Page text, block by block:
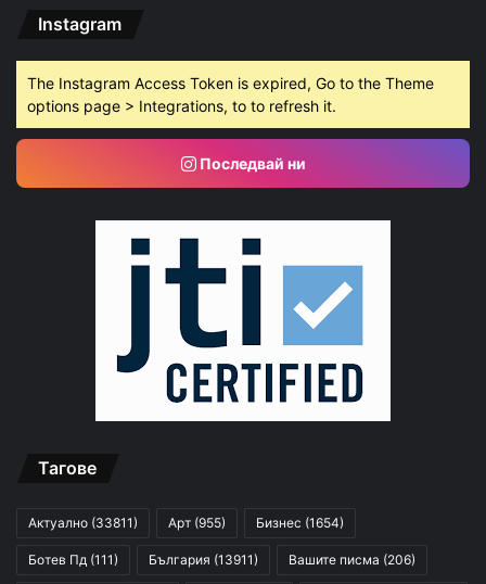
Instagram
The Instagram Access Token is expired, Go to the Theme
options page > Integrations, to to refresh it.
Последвай ни
Тагове
Актуално (33811) Арт (955) Бизнес (1654)
Ботев Пд (111) България (13911) Вашите писма (206)